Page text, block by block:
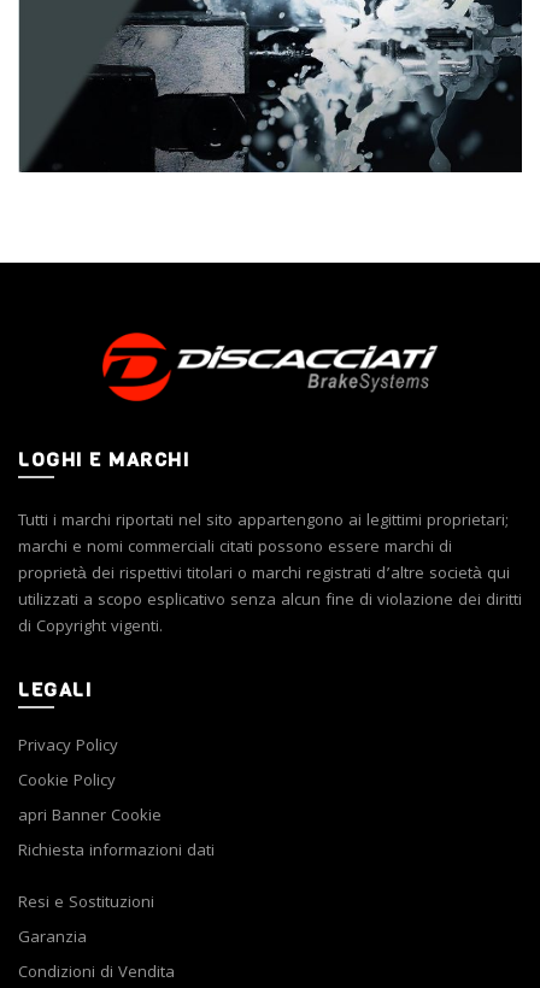
LOGHI E MARCHI
Tutti i marchi riportati nel sito appartengono ai legittimi proprietari;
marchi e nomi commerciali citati possono essere marchi di
proprietà dei rispettivi titolari o marchi registrati d’altre società qui
utilizzati a scopo esplicativo senza alcun fine di violazione dei diritti
di Copyright vigenti.
LEGALI
Privacy Policy
Cookie Policy
apri Banner Cookie
Richiesta informazioni dati
Resi e Sostituzioni
Garanzia
Condizioni di Vendita